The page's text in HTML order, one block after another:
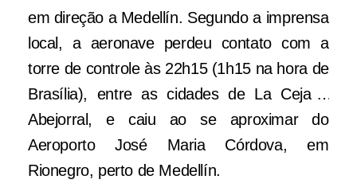
em direção a Medellín. Segundo a imprensa
local, a aeronave perdeu contato com a
torre de controle às 22h15 (1h15 na hora de
Brasília), entre as cidades de La Ceja e
Abejorral, e caiu ao se aproximar do
Aeroporto José Maria Córdova, em
Rionegro, perto de Medellín.
Ferido em queda de avião da
Chapecoense, jogador Alan Luciano
Ruschel é atendido em hospital na